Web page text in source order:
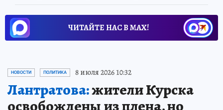
ЧИТАЙТЕ НАС В МАХ!
НОВОСТИ ПОЛИТИКА 8 июля 2026 10:32
Лантратова:жители Курска